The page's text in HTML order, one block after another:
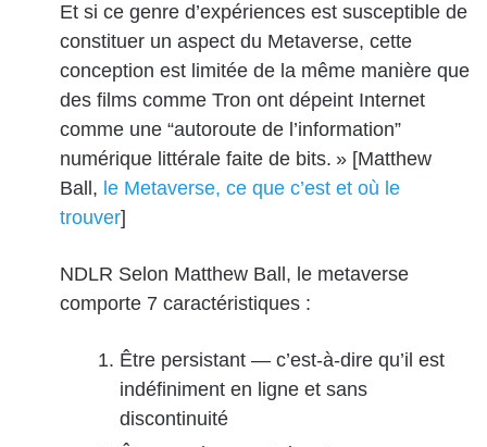
Et si ce genre d’expériences est susceptible de
constituer un aspect du Metaverse, cette
conception est limitée de la même manière que
des films comme Tron ont dépeint Internet
comme une “autoroute de l’information”
numérique littérale faite de bits. » [Matthew
Ball, le Metaverse, ce que c’est et où le
trouver]
NDLR Selon Matthew Ball, le metaverse
comporte 7 caractéristiques :
Être persistant — c’est-à-dire qu’il est
indéfiniment en ligne et sans
discontinuité